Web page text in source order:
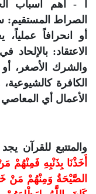
أ - أهم أسباب
الصراط المستقيم:
أو انحرافاً
الاعتقاد:
والشرك الأصغر، أو
الكافرة
الأعمال أي المعاصي
والمتتبع للقرآن
أَخَذْنَا بِذَنْبِهِ فَمِنْهُمْ
الصَّيْحَةُ وَمِنْهُمْ مَنْ